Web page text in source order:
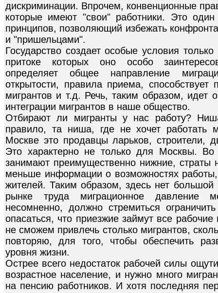
дискриминации. Впрочем, конвенционные
которые имеют "свои" работники. Это
принципов, позволяющий избежать
и "пришельцами".
Государство создает особые условия
притоке которых оно особо
определяет общее направление
открытости, правила приема, способствует
мигрантов и т.д. Речь, таким образом, идет
интеграции мигрантов в наше общество.
Отбирают ли мигранты у нас работу?
правило, та ниша, где не хочет работать
Москве это продавцы ларьков, строители,
Это характерно не только для Москвы. Во
занимают преимущественно нижние, страты
меньше информации о возможностях
жителей. Таким образом, здесь нет большой
рынке труда миграционное давление
несомненно, должно стремиться
опасаться, что приезжие займут все
не сможем привлечь столько мигрантов,
повторяю, для того, чтобы обеспечить
уровня жизни.
Острее всего недостаток рабочей силы
возрастное население, и нужно много
на пенсию работников. И хотя последняя